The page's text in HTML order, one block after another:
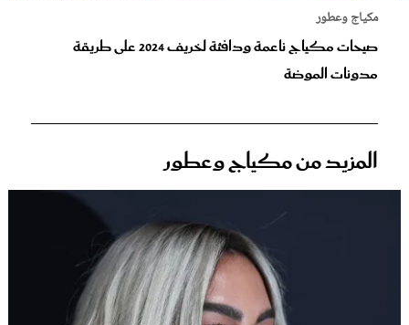
مكياج وعطور
صيحات مكياج ناعمة ودافئة لخريف 2024 على طريقة
مدونات الموضة
المزيد من مكياج وعطور